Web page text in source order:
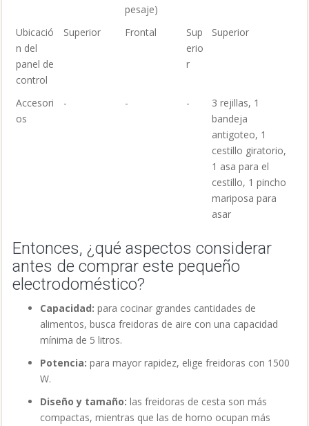
pesaje)
Ubicació
n del
panel de
control
Superior Frontal
Sup
erio
r
Superior
Accesori
os
- - -
3 rejillas, 1
bandeja
antigoteo, 1
cestillo giratorio,
1 asa para el
cestillo, 1 pincho
mariposa para
asar
Entonces, ¿qué aspectos considerar
antes de comprar este pequeño
electrodoméstico?
Capacidad: para cocinar grandes cantidades de
alimentos, busca freidoras de aire con una capacidad
mínima de 5 litros.
Potencia: para mayor rapidez, elige freidoras con 1500
W.
Diseño y tamaño: las freidoras de cesta son más
compactas, mientras que las de horno ocupan más